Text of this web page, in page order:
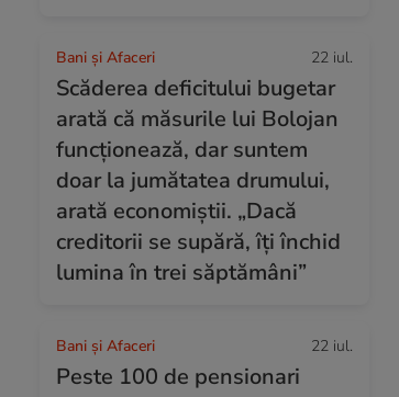
Bani și Afaceri 22 iul.
Scăderea deficitului bugetar
arată că măsurile lui Bolojan
funcționează, dar suntem
doar la jumătatea drumului,
arată economiștii. „Dacă
creditorii se supără, îți închid
lumina în trei săptămâni”
Bani și Afaceri 22 iul.
Peste 100 de pensionari